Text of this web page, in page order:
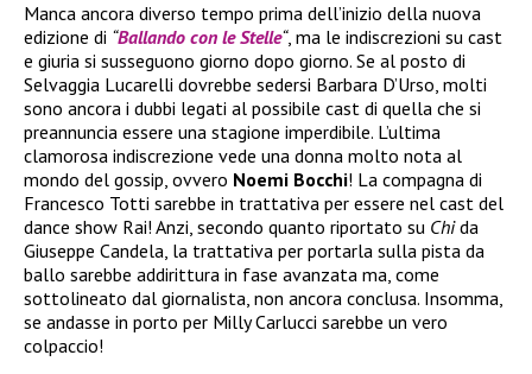
Manca ancora diverso tempo prima dell’inizio della nuova
edizione di “Ballando con le Stelle“, ma le indiscrezioni su cast
e giuria si susseguono giorno dopo giorno. Se al posto di
Selvaggia Lucarelli dovrebbe sedersi Barbara D’Urso, molti
sono ancora i dubbi legati al possibile cast di quella che si
preannuncia essere una stagione imperdibile. L’ultima
clamorosa indiscrezione vede una donna molto nota al
mondo del gossip, ovvero Noemi Bocchi! La compagna di
Francesco Totti sarebbe in trattativa per essere nel cast del
dance show Rai! Anzi, secondo quanto riportato su Chida
Giuseppe Candela, la trattativa per portarla sulla pista da
ballo sarebbe addirittura in fase avanzata ma, come
sottolineato dal giornalista, non ancora conclusa. Insomma,
se andasse in porto per Milly Carlucci sarebbe un vero
colpaccio!